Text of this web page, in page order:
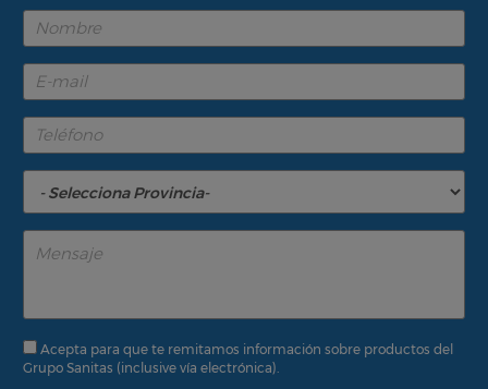
Acepta para que te remitamos información sobre productos del
Grupo Sanitas (inclusive vía electrónica).